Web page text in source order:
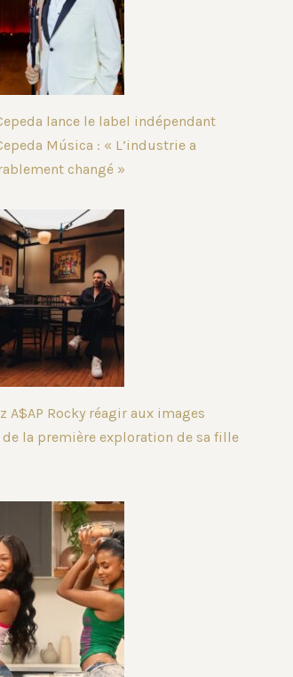
lance le label indépendant
Música : « L’industrie a
changé »
A$AP Rocky réagir aux images
la première exploration de sa fille